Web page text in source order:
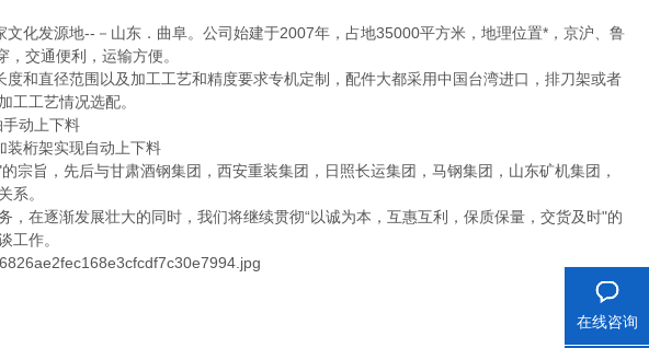
化发源地--－山东．曲阜。公司始建于2007年，占地35000平方米，地理位置*，京沪、鲁
交通便利，运输方便。
和直径范围以及加工工艺和精度要求专机定制，配件大都采用中国台湾进口，排刀架或者
工工艺情况选配。
动上下料
装桁架实现自动上下料
旨，先后与甘肃酒钢集团，西安重装集团，日照长运集团，马钢集团，山东矿机集团，
系。
在逐渐发展壮大的同时，我们将继续贯彻“以诚为本，互惠互利，保质保量，交货及时"的
工作。
在线咨询